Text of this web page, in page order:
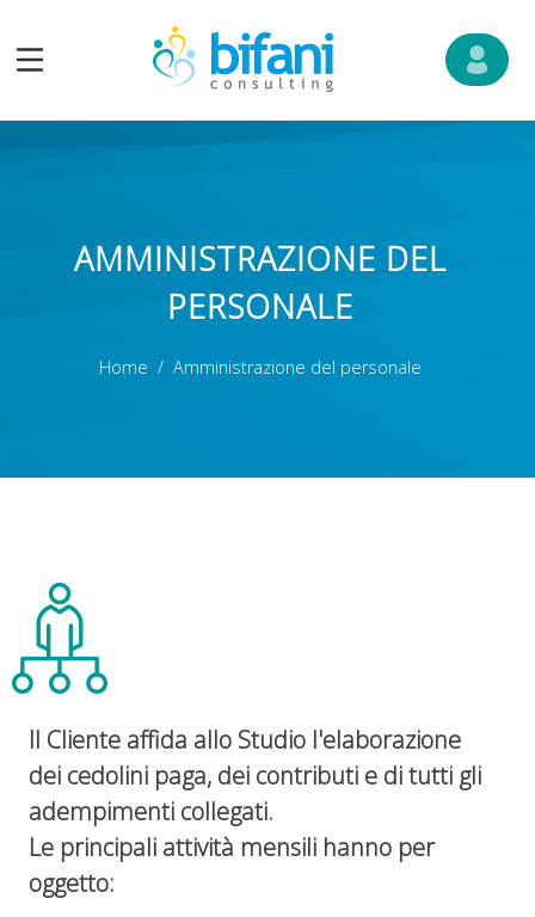
AMMINISTRAZIONE DEL
PERSONALE
Home Amministrazione del personale
Il Cliente affida allo Studio l'elaborazione
dei cedolini paga, dei contributi e di tutti gli
adempimenti collegati.
Le principali attività mensili hanno per
oggetto: